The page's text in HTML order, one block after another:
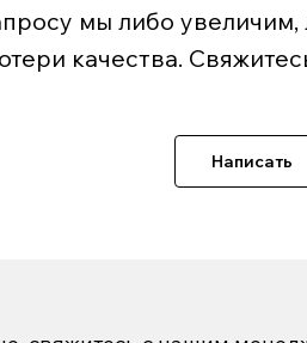
мы либо
качества.
Написать